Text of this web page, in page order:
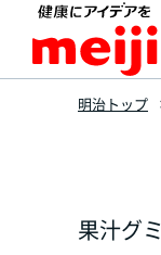
明治トップ
果汁グミ